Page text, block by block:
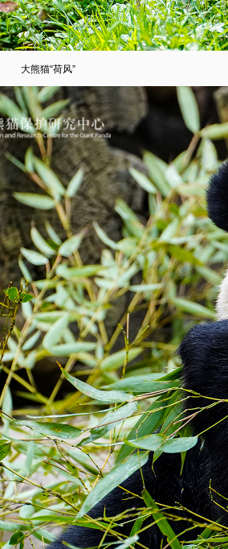
大熊猫“荷风”